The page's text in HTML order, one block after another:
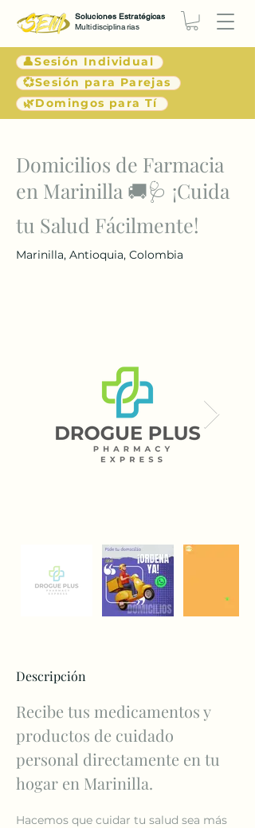
👤Sesión Individual
💞Sesión para Parejas
🌿Domingos para Tí
Soluciones Estratégicas
Multidisciplinarias
< Atrás
Domicilios de Farmacia
en Marinilla 🚚🩺 ¡Cuida
tu Salud Fácilmente!
Marinilla, Antioquia, Colombia
Descripción
Recibe tus medicamentos y
productos de cuidado
personal directamente en tu
hogar en Marinilla.
Hacemos que cuidar tu salud sea más